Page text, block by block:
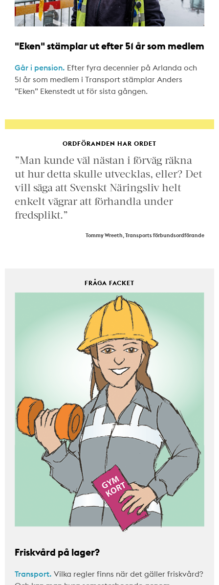
"Eken" stämplar ut efter 51 år som medlem
Går i pension. Efter fyra decennier på Arlanda och
51 år som medlem i Transport stämplar Anders
”Eken” Ekenstedt ut för sista gången.
ORDFÖRANDEN HAR ORDET
”Man kunde väl nästan i förväg räkna
ut hur detta skulle utvecklas, eller? Det
vill säga att Svenskt Näringsliv helt
enkelt vägrar att förhandla under
fredsplikt.”
Tommy Wreeth, Transports förbundsordförande
FRÅGA FACKET
Friskvård på lager?
Transport. Vilka regler finns när det gäller friskvård?